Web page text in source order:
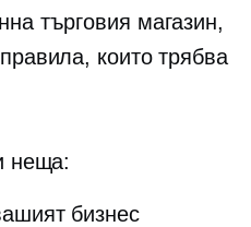
търговия магазин,
които трябва
неща:
бизнес